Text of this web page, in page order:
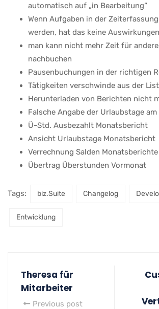
automatisch auf „in Bearbeitung“
Wenn Aufgaben in der
werden, hat das keine
man kann nicht mehr Zeit für
nachbuchen
Pausenbuchungen in der richtigen
Tätigkeiten verschwinde aus der
Herunterladen von Berichten nicht
Falsche Angabe der Urlaubstage
Ü-Std. Ausbezahlt Monatsbericht
Ansicht Urlaubstage Monatsbericht
Verrechnung Salden Monatsberichte
Übertrag Überstunden Vormonat
Tags: biz.Suite Changelog
Entwicklung
Theresa für
Mitarbeiter
Previous post